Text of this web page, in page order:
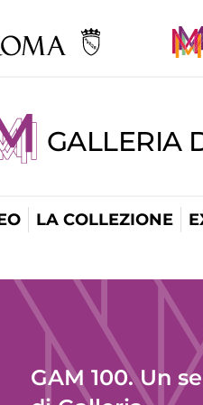
GALLERIA
LA COLLEZIONE
GAM 100. Un